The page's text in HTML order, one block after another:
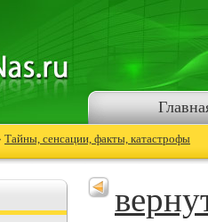
Тайны, сенсации, факты, катастрофы